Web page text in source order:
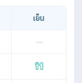
เย็น
—